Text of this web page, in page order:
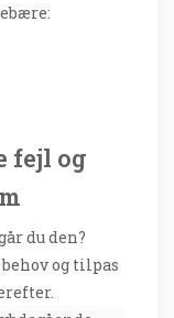
fejl og
du den?
og tilpas